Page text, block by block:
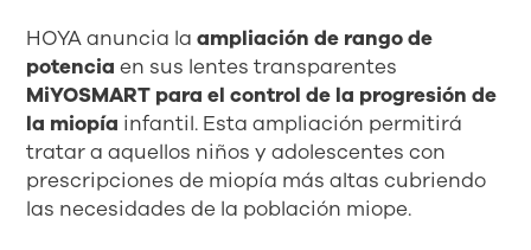
HOYA anuncia laampliación de rango de
potencia en sus lentes transparentes
MiYOSMART para el control de la progresión de
la miopía infantil. Esta ampliación permitirá
tratar a aquellos niños y adolescentes con
prescripciones de miopía más altas cubriendo
las necesidades de la población miope.